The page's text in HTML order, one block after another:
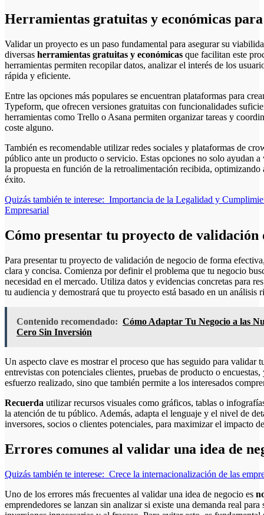
Herramientas gratuitas y económicas
Validar un proyecto es un paso fundamental para asegurar su
diversas herramientas gratuitas y económicas que facilitan este
herramientas permiten recopilar datos, analizar el interés de los
rápida y eficiente.
Entre las opciones más populares se encuentran plataformas para
Typeform, que ofrecen versiones gratuitas con funcionalidades
herramientas como Trello o Asana permiten organizar tareas y
coste alguno.
También es recomendable utilizar redes sociales y plataformas de
público ante un producto o servicio. Estas opciones no solo ayudan
la propuesta en función de la retroalimentación recibida,
éxito.
Quizás también te interese: Importancia de la Legalidad y
Empresarial
Cómo presentar tu proyecto de validación
Para presentar tu proyecto de validación de negocio de forma
clara y concisa. Comienza por definir el problema que tu negocio
necesidad en el mercado. Utiliza datos y evidencias concretas para
tu audiencia y demostrará que tu proyecto está basado en un análisis
Contenido recomendado: Cómo Adaptar Tu Negocio a las
Cero Sin Inversión
Un aspecto clave es mostrar el proceso que has seguido para validar
entrevistas con potenciales clientes, pruebas de producto o
esfuerzo realizado, sino que también permite a los interesados
Recuerda utilizar recursos visuales como gráficos, tablas o
la atención de tu público. Además, adapta el lenguaje y el nivel de
inversores, socios o clientes potenciales, para maximizar el impacto
Errores comunes al validar una idea de
Quizás también te interese: Crece la internacionalización de las
Uno de los errores más frecuentes al validar una idea de negocio es
emprendedores se lanzan sin analizar si existe una demanda real